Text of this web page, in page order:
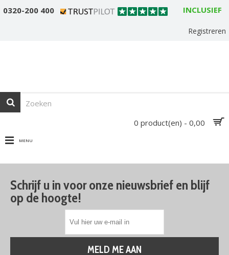
0320-200 400 INCLUSIEF
Registreren
0 product(en) - 0,00
MENU
Schrijf u in voor onze nieuwsbrief en blijf
op de hoogte!